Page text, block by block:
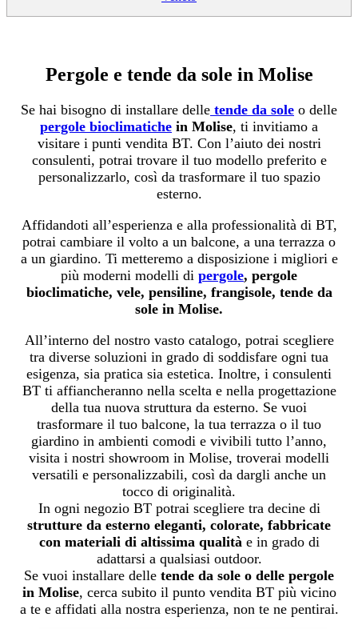
Pergole e tende da sole in Molise
Se hai bisogno di installare delle tende da sole o delle
pergole bioclimatiche in Molise, ti invitiamo a
visitare i punti vendita BT. Con l’aiuto dei nostri
consulenti, potrai trovare il tuo modello preferito e
personalizzarlo, così da trasformare il tuo spazio
esterno.
Affidandoti all’esperienza e alla professionalità di BT,
potrai cambiare il volto a un balcone, a una terrazza o
a un giardino. Ti metteremo a disposizione i migliori e
più moderni modelli di pergole, pergole
bioclimatiche, vele, pensiline, frangisole, tende da
sole in Molise.
All’interno del nostro vasto catalogo, potrai scegliere
tra diverse soluzioni in grado di soddisfare ogni tua
esigenza, sia pratica sia estetica. Inoltre, i consulenti
BT ti affiancheranno nella scelta e nella progettazione
della tua nuova struttura da esterno. Se vuoi
trasformare il tuo balcone, la tua terrazza o il tuo
giardino in ambienti comodi e vivibili tutto l’anno,
visita i nostri showroom in Molise, troverai modelli
versatili e personalizzabili, così da dargli anche un
tocco di originalità.
In ogni negozio BT potrai scegliere tra decine di
strutture da esterno eleganti, colorate, fabbricate
con materiali di altissima qualitàe in grado di
adattarsi a qualsiasi outdoor.
Se vuoi installare delle tende da sole o delle pergole
in Molise, cerca subito il punto vendita BT più vicino
a te e affidati alla nostra esperienza, non te ne pentirai.